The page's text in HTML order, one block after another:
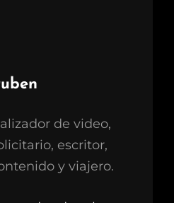
de video,
escritor,
y viajero.